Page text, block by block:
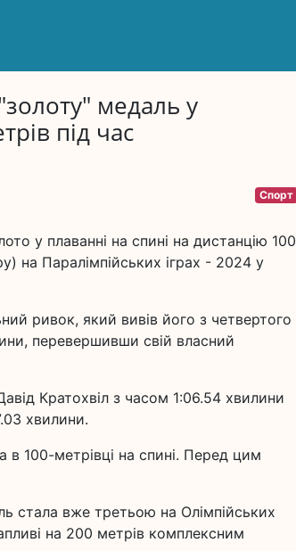
медаль у
під час
Спорт
у плаванні на спині на дистанцію 100
на Паралімпійських іграх - 2024 у
ривок, який вивів його з четвертого
перевершивши свій власний
Кратохвіл з часом 1:06.54 хвилини
хвилини.
в 100-метрівці на спині. Перед цим
стала вже третьою на Олімпійських
на 200 метрів комплексним